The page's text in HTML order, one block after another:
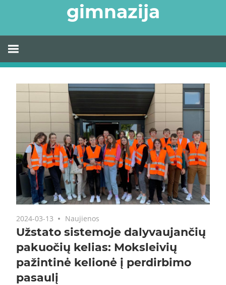
gimnazija
2024-03-13 Naujienos
Užstato sistemoje dalyvaujančių
pakuočių kelias: Moksleivių
pažintinė kelionė į perdirbimo
pasaulį